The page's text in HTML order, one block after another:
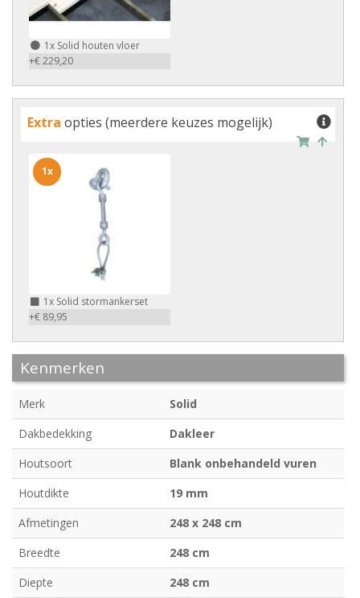
1x Solid houten vloer
+€ 229,20
Extra opties (meerdere keuzes mogelijk)
1x Solid stormankerset
+€ 89,95
1x
Kenmerken
Merk
Solid
Dakbedekking
Dakleer
Houtsoort
Blank onbehandeld vuren
Houtdikte
19 mm
Afmetingen
248 x 248 cm
Breedte
248 cm
Diepte
248 cm